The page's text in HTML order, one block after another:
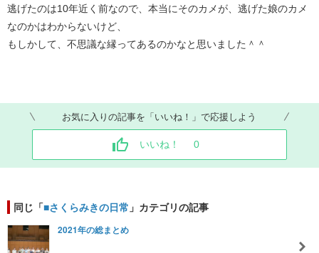
逃げたのは10年近く前なので、本当にそのカメが、逃げた娘のカメ
なのかはわからないけど、
もしかして、不思議な縁ってあるのかなと思いました＾＾
お気に入りの記事を「いいね！」で応援しよう
いいね！ 0
同じ「■さくらみきの日常 」カテゴリの記事
2021年の総まとめ